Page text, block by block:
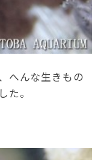
へんな生きもの
た。